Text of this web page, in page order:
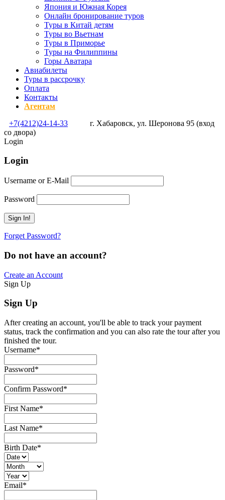
Япония и Южная Корея
Онлайн бронирование туров
Туры в Китай детям
Туры во Вьетнам
Туры в Приморье
Туры на Филиппины
Горы Аватара
Авиабилеты
Туры в рассрочку
Оплата
Контакты
Агентам
+7(4212)24-14-33
г. Хабаровск, ул. Шеронова 95 (вход
со двора)
Login
Login
Username or E-Mail
Password
Forget Password?
Do not have an account?
Create an Account
Sign Up
Sign Up
After creating an account, you'll be able to track your payment
status, track the confirmation and you can also rate the tour after you
finished the tour.
Username*
Password*
Confirm Password*
First Name*
Last Name*
Birth Date*
Email*